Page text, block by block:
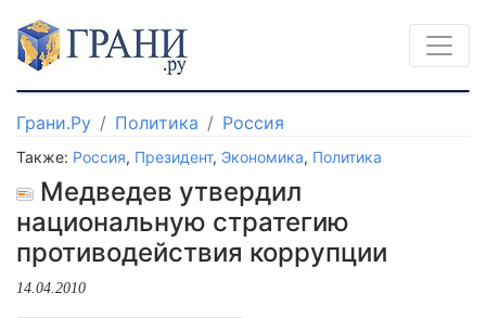
Грани.Ру Политика Россия
Также: Россия, Президент, Экономика, Политика
Медведев утвердил
национальную стратегию
противодействия коррупции
14.04.2010